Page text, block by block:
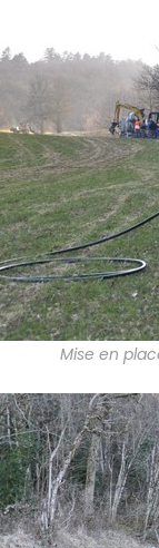
Mise en